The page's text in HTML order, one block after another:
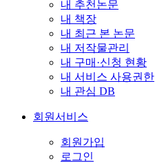
내 추천논문
내 책장
내 최근 본 논문
내 저작물관리
내 구매·신청 현황
내 서비스 사용권한
내 관심 DB
회원서비스
회원가입
로그인